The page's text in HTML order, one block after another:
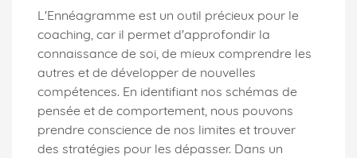
L'Ennéagramme est un outil précieux pour le
coaching, car il permet d'approfondir la
connaissance de soi, de mieux comprendre les
autres et de développer de nouvelles
compétences. En identifiant nos schémas de
pensée et de comportement, nous pouvons
prendre conscience de nos limites et trouver
des stratégies pour les dépasser. Dans un